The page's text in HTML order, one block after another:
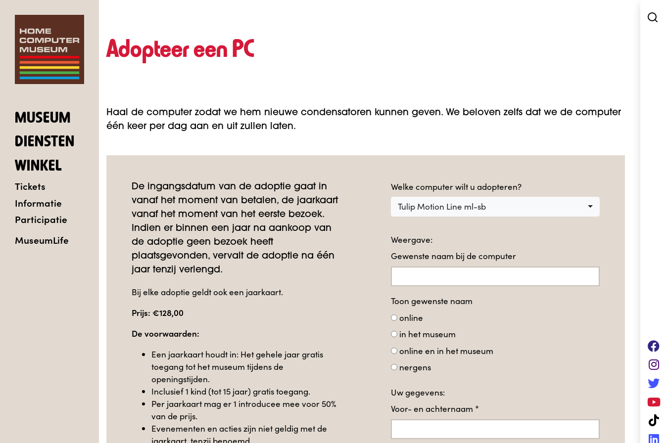
MUSEUM
DIENSTEN
WINKEL
Tickets
Informatie
Participatie
MuseumLife
Adopteer een PC
Haal de computer zodat we hem nieuwe condensatoren kunnen geven. We beloven zelfs dat we de computer
één keer per dag aan en uit zullen laten.
De ingangsdatum van de adoptie gaat in
vanaf het moment van betalen, de jaarkaart
vanaf het moment van het eerste bezoek.
Indien er binnen een jaar na aankoop van
de adoptie geen bezoek heeft
plaatsgevonden, vervalt de adoptie na één
jaar tenzij verlengd.
Bij elke adoptie geldt ook een jaarkaart.
Prijs: €128,00
De voorwaarden:
Een jaarkaart houdt in: Het gehele jaar gratis
toegang tot het museum tijdens de
openingstijden.
Inclusief 1 kind (tot 15 jaar) gratis toegang.
Per jaarkaart mag er 1 introducee mee voor 50%
van de prijs.
Evenementen en acties zijn niet geldig met de
jaarkaart, tenzij benoemd.
Welke computer wilt u adopteren?
Tulip Motion Line ml-sb
Weergave:
Gewenste naam bij de computer
Toon gewenste naam
online
in het museum
online en in het museum
nergens
Uw gegevens:
Voor- en achternaam *